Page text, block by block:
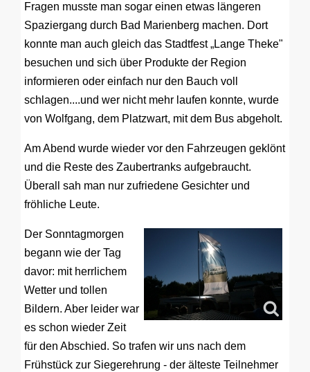
Fragen musste man sogar einen etwas längeren
Spaziergang durch Bad Marienberg machen. Dort
konnte man auch gleich das Stadtfest „Lange Theke"
besuchen und sich über Produkte der Region
informieren oder einfach nur den Bauch voll
schlagen....und wer nicht mehr laufen konnte, wurde
von Wolfgang, dem Platzwart, mit dem Bus abgeholt.
Am Abend wurde wieder vor den Fahrzeugen geklönt
und die Reste des Zaubertranks aufgebraucht.
Überall sah man nur zufriedene Gesichter und
fröhliche Leute.
Der Sonntagmorgen
begann wie der Tag
davor: mit herrlichem
Wetter und tollen
Bildern. Aber leider war
es schon wieder Zeit
für den Abschied. So trafen wir uns nach dem
Frühstück zur Siegerehrung - der älteste Teilnehmer